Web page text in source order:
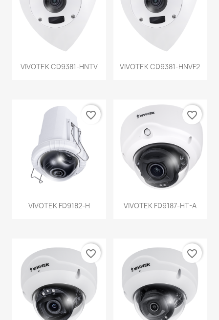
VIVOTEK CD9381-HNTV VIVOTEK CD9381-HNVF2
VIVOTEK FD9182-H
favorite_border
VIVOTEK FD9187-HT-A
favorite_border
favorite_border favorite_border